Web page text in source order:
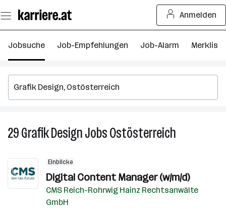
Seiteninhalt
springen
Anmelden
Jobsuche Job-Empfehlungen Job-Alarm Merkliste
29Grafik DesignJobsOstösterreich
in
Einblicke
Digital Content Manager (w/m/d)
CMS Reich-Rohrwig Hainz Rechtsanwälte
GmbH